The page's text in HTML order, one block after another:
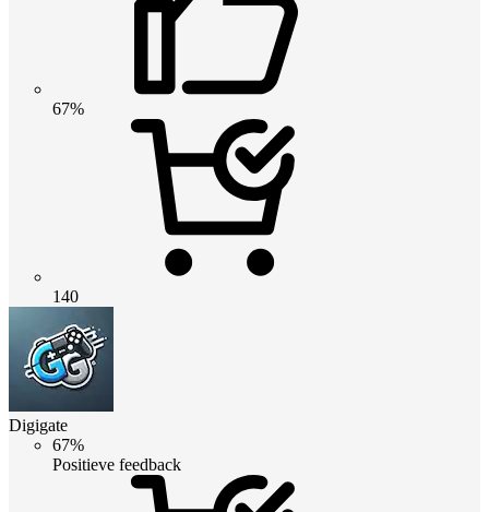
67%
140
Digigate
67%
Positieve feedback